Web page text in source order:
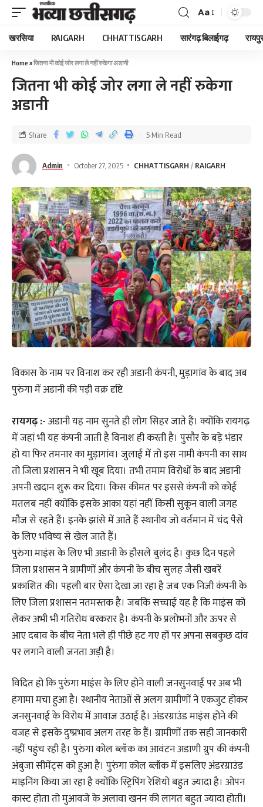
Aa
खरसिया RAIGARH CHHATTISGARH सारंगढ़ बिलाईगढ़
Home »जितना भी कोई जोर लगा ले नहीं रुकेगा अडानी
जितना भी कोई जोर लगा ले नहीं रुकेगा
अडानी
Admin October 27, 2025 CHHATTISGARH RAIGARH
Share 5 Min Read
विकास के नाम पर विनाश कर रही अडानी कंपनी, मुड़ागांव के बाद अब
पुरुंगा में अडानी की पड़ी वक्र दृष्टि
रायगढ़ :-अडानी यह नाम सुनते ही लोग सिहर जाते हैं। क्योंकि रायगढ़
में जहां भी यह कंपनी जाती है विनाश ही करती है। पुसौर के बड़े भंडार
हो या फिर तमनार का मुड़ागांव। जुलाई में तो इस नामी कंपनी का साथ
तो जिला प्रशासन ने भी खूब दिया। तभी तमाम विरोधों के बाद अडानी
अपनी खदान शुरू कर दिया। किस कीमत पर इससे कंपनी को कोई
मतलब नहीं क्योंकि इसके आका यहां नहीं किसी सुकून वाली जगह
मौज से रहते हैं। इनके झांसे में आते हैं स्थानीय जो वर्तमान में चंद पैसे
के लिए भविष्य से खेल जाते हैं।
पुरुंगा माइंस के लिए भी अडानी के हौसले बुलंद है। कुछ दिन पहले
जिला प्रशासन ने ग्रामीणों और कंपनी के बीच सुलह जैसी खबरें
प्रकाशित की। पहली बार ऐसा देखा जा रहा है जब एक निजी कंपनी के
लिए जिला प्रशासन नतमस्तक है। जबकि सच्चाई यह है कि माइंस को
लेकर अभी भी गतिरोध बरकरार है। कंपनी के प्रलोभनों और ऊपर से
आए दबाव के बीच नेता भले ही पीछे हट गए हों पर अपना सबकुछ दांव
पर लगाने वाली जनता अड़ी है।
विदित हो कि पुरुंगा माइंस के लिए होने वाली जनसुनवाई पर अब भी
हंगामा मचा हुआ है। स्थानीय नेताओं से अलग ग्रामीणों ने एकजुट होकर
जनसुनवाई के विरोध में आवाज उठाई है। अंडरग्राउंड माइंस होने की
वजह से इसके दुष्प्रभाव अलग तरह के हैं। ग्रामीणों तक सही जानकारी
नहीं पहुंच रही है। पुरुंगा कोल ब्लॉक का आवंटन अडाणी ग्रुप की कंपनी
अंबुजा सीमेंट्स को हुआ है। पुरुंगा कोल ब्लॉक में इसलिए अंडरग्राउंड
माइनिंग किया जा रहा है क्योंकि स्ट्रिपिंग रेशियो बहुत ज्यादा है। ओपन
कास्ट होता तो मुआवजे के अलावा खनन की लागत बहुत ज्यादा होती।